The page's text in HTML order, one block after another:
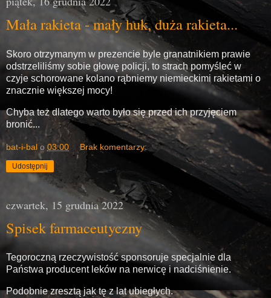
Mała rakieta - mały huk, duża rakieta...
Skoro otrzymanym w prezencie byle granatnikiem prawie
odstrzeliliśmy sobie głowę policji, to strach pomyśleć w
czyje schorowane kolano rąbniemy niemieckimi rakietami o
znacznie większej mocy!
Chyba też dlatego warto było się przed ich przyjęciem
bronić...
bat-i-bal o 03:00 Brak komentarzy:
Udostępnij
czwartek, 15 grudnia 2022
Spisek farmaceutyczny
Tegoroczną rzeczywistość sponsoruje specjalnie dla
Państwa producent leków na nerwicę i nadciśnienie.
Podobnie zresztą jak tę z lat ubiegłych.